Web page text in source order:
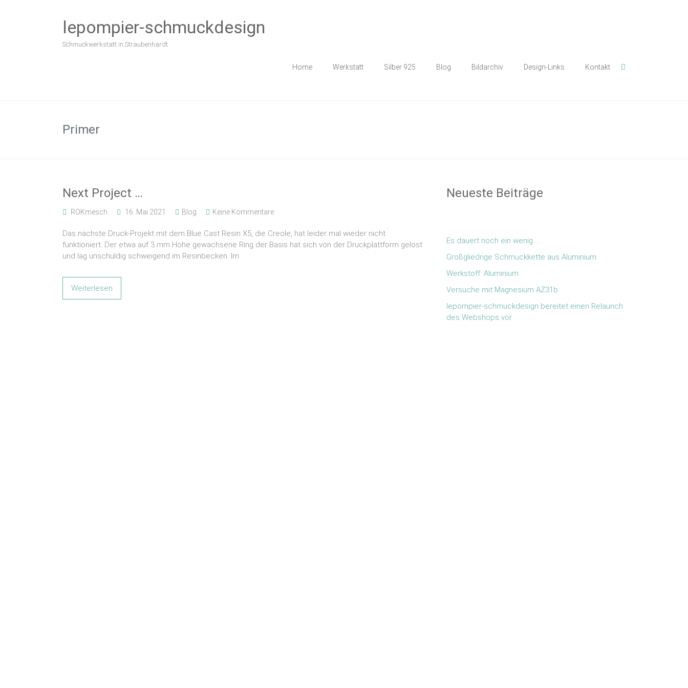
lepompier-schmuckdesign
Schmuckwerkstatt in Straubenhardt
Home Werkstatt Silber 925 Blog Bildarchiv Design-Links Kontakt
Primer
Next Project …
ROKmesch 16. Mai 2021 Blog Keine Kommentare
Das nächste Druck-Projekt mit dem Blue Cast Resin X5, die Creole, hat leider mal wieder nicht
funktioniert. Der etwa auf 3 mm Höhe gewachsene Ring der Basis hat sich von der Druckplattform gelöst
und lag unschuldig schweigend im Resinbecken. Im
Weiterlesen
Neueste Beiträge
Es dauert noch ein wenig …
Großgliedrige Schmuckkette aus Aluminium
Werkstoff: Aluminium
Versuche mit Magnesium AZ31b
lepompier-schmuckdesign bereitet einen Relaunch
des Webshops vor